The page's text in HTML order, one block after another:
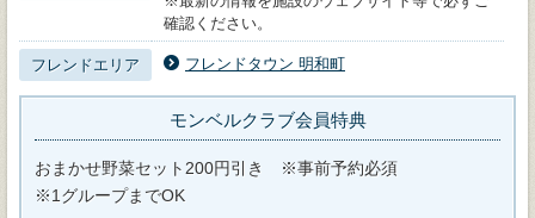
確認ください。
フレンドエリア フレンドタウン 明和町
モンベルクラブ会員特典
おまかせ野菜セット200円引き ※事前予約必須
※1グループまでOK